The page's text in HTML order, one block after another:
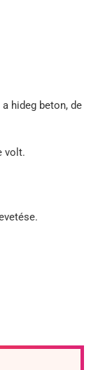
hideg beton, de
volt.